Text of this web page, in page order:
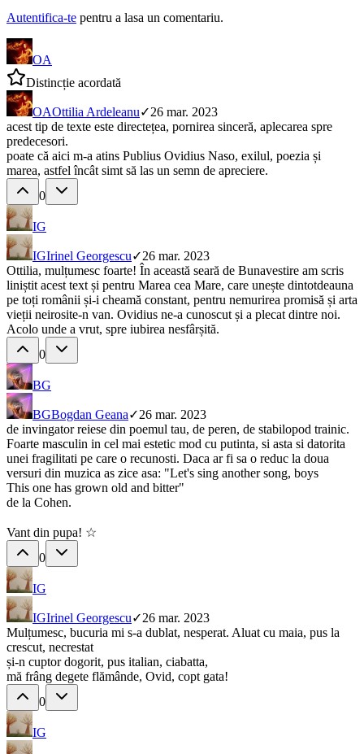
Autentifica-te pentru a lasa un comentariu.
OA
Distincție acordată
OAOttilia Ardeleanu✓26 mar. 2023
acest tip de texte este directețea, pornirea sinceră, aplecarea spre
predecesori.
poate că aici m-a atins Publius Ovidius Naso, exilul, poezia și
marea, astfel încât simt să las un semn de apreciere.
0
IG
IGIrinel Georgescu✓26 mar. 2023
Ottilia, mulțumesc foarte! În această seară de Bunavestire am scris
liniștit acest text și pentru Marea cea Mare, care unește dintotdeauna
pe toți românii și-i cheamă constant, pentru nemurirea promisă și arta
vieții neirosite-n van. Ovidius ne-a cunoscut și a plecat dintre noi.
Acolo unde a vrut, spre iubirea nesfârșită.
0
BG
BGBogdan Geana✓26 mar. 2023
de invingator reiese din poemul tau, de peren, de stabilopod trainic.
Foarte masculin in cel mai estetic mod cu putinta, si asta si datorita
unei fragilitati pe care o recunosti. Daca ar fi sa o reduc la doua
versuri din muzica as zice asa: "Let's sing another song, boys
This one has grown old and bitter"
de la Cohen.
Vant din pupa! ☆
0
IG
IGIrinel Georgescu✓26 mar. 2023
Mulțumesc, bucuria mi s-a dublat, nesperat. Aluat cu maia, pus la
crescut, necrestat
și-n cuptor dogorit, pus italian, ciabatta,
mă frâng degete flămânde, Ovid, copt gata!
0
IG